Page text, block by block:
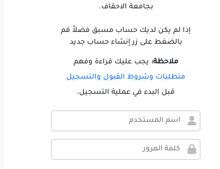
بجامعة الاحقاف.
إذا لم يكن لديك حساب مسبق فضلاً قم
بالضغط على زر إنشاء حساب جديد
ملاحظة: يجب عليك قراءة وفهم
متطلبات وشروط القبول والتسجيل
قبل البدء في عملية التسجيل.